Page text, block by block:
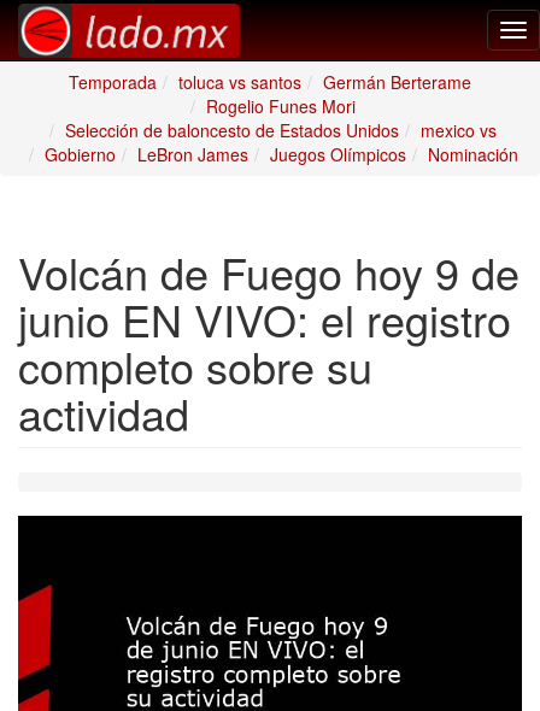
Temporada
toluca vs santos
Germán Berterame
Rogelio Funes Mori
Selección de baloncesto de Estados Unidos
mexico vs
Gobierno
LeBron James Juegos Olímpicos Nominación
Volcán de Fuego hoy 9 de
junio EN VIVO: el registro
completo sobre su
actividad